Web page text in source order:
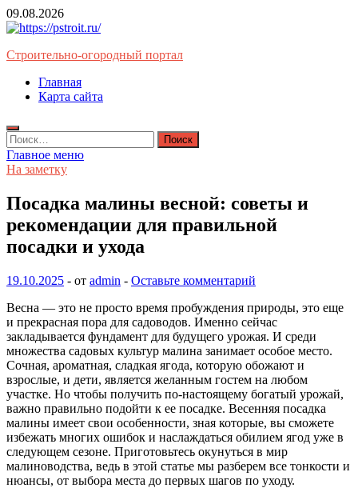
Перейти
к
09.08.2026
Строительно-огородный портал
Главная
Карта сайта
Найти:
Главное меню
На заметку
Посадка малины весной: советы и
рекомендации для правильной
посадки и ухода
19.10.2025 - от admin - Оставьте комментарий
Весна — это не просто время пробуждения природы, это еще
и прекрасная пора для садоводов. Именно сейчас
закладывается фундамент для будущего урожая. И среди
множества садовых культур малина занимает особое место.
Сочная, ароматная, сладкая ягода, которую обожают и
взрослые, и дети, является желанным гостем на любом
участке. Но чтобы получить по-настоящему богатый урожай,
важно правильно подойти к ее посадке. Весенняя посадка
малины имеет свои особенности, зная которые, вы сможете
избежать многих ошибок и наслаждаться обилием ягод уже в
следующем сезоне. Приготовьтесь окунуться в мир
малиноводства, ведь в этой статье мы разберем все тонкости и
нюансы, от выбора места до первых шагов по уходу.